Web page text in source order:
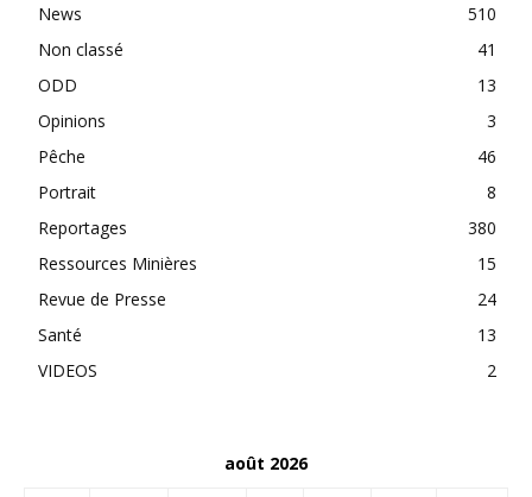
News
510
Non classé
41
ODD
13
Opinions
3
Pêche
46
Portrait
8
Reportages
380
Ressources Minières
15
Revue de Presse
24
Santé
13
VIDEOS
2
août 2026